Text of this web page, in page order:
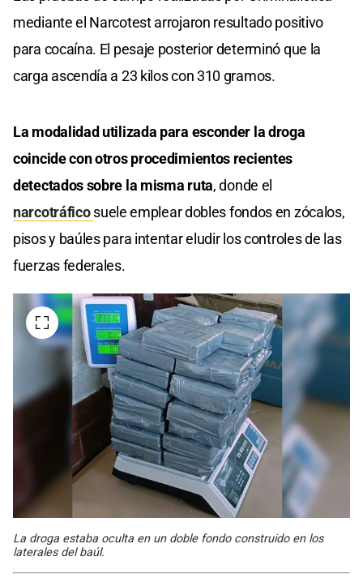
mediante el Narcotest arrojaron resultado positivo
para cocaína. El pesaje posterior determinó que la
carga ascendía a 23 kilos con 310 gramos.
La modalidad utilizada para esconder la droga
coincide con otros procedimientos recientes
detectados sobre la misma ruta, donde el
narcotráficosuele emplear dobles fondos en zócalos,
pisos y baúles para intentar eludir los controles de las
fuerzas federales.
La droga estaba oculta en un doble fondo construido en los
laterales del baúl.